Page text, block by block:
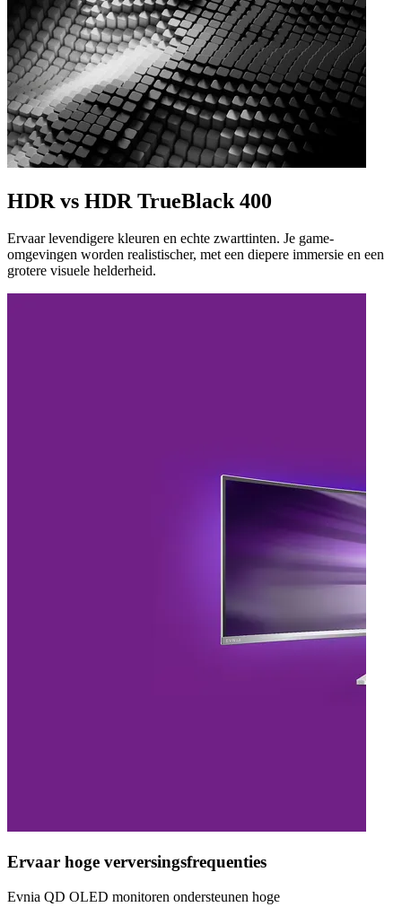
HDR vs HDR TrueBlack 400
Ervaar levendigere kleuren en echte zwarttinten. Je game-
omgevingen worden realistischer, met een diepere immersie en een
grotere visuele helderheid.
Ervaar hoge verversingsfrequenties
Evnia QD OLED monitoren ondersteunen hoge